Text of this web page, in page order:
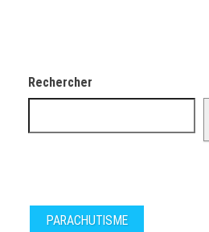
Rechercher
PARACHUTISME